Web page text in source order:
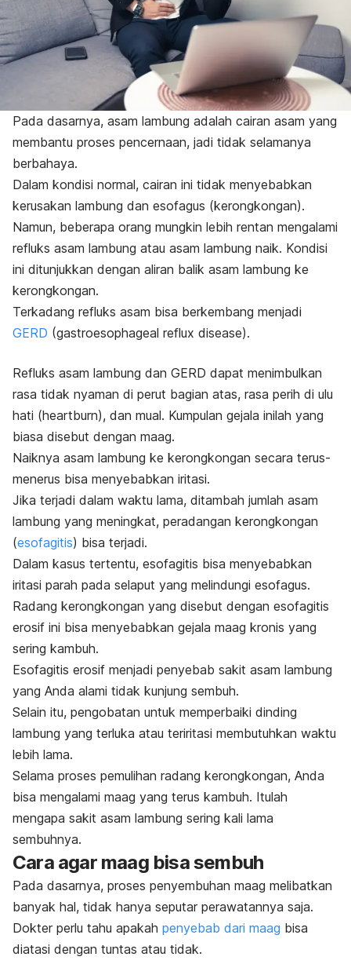
Pada dasarnya, asam lambung adalah cairan asam yang
membantu proses pencernaan, jadi tidak selamanya
berbahaya.
Dalam kondisi normal, cairan ini tidak menyebabkan
kerusakan lambung dan esofagus (kerongkongan).
Namun, beberapa orang mungkin lebih rentan mengalami
refluks asam lambung atau asam lambung naik. Kondisi
ini ditunjukkan dengan aliran balik asam lambung ke
kerongkongan.
Terkadang refluks asam bisa berkembang menjadi
GERD (gastroesophageal reflux disease).
Refluks asam lambung dan GERD dapat menimbulkan
rasa tidak nyaman di perut bagian atas, rasa perih di ulu
hati (heartburn), dan mual. Kumpulan gejala inilah yang
biasa disebut dengan maag.
Naiknya asam lambung ke kerongkongan secara terus-
menerus bisa menyebabkan iritasi.
Jika terjadi dalam waktu lama, ditambah jumlah asam
lambung yang meningkat, peradangan kerongkongan
(esofagitis) bisa terjadi.
Dalam kasus tertentu, esofagitis bisa menyebabkan
iritasi parah pada selaput yang melindungi esofagus.
Radang kerongkongan yang disebut dengan esofagitis
erosif ini bisa menyebabkan gejala maag kronis yang
sering kambuh.
Esofagitis erosif menjadi penyebab sakit asam lambung
yang Anda alami tidak kunjung sembuh.
Selain itu, pengobatan untuk memperbaiki dinding
lambung yang terluka atau teriritasi membutuhkan waktu
lebih lama.
Selama proses pemulihan radang kerongkongan, Anda
bisa mengalami maag yang terus kambuh. Itulah
mengapa sakit asam lambung sering kali lama
sembuhnya.
Cara agar maag bisa sembuh
Pada dasarnya, proses penyembuhan maag melibatkan
banyak hal, tidak hanya seputar perawatannya saja.
Dokter perlu tahu apakah penyebab dari maag bisa
diatasi dengan tuntas atau tidak.